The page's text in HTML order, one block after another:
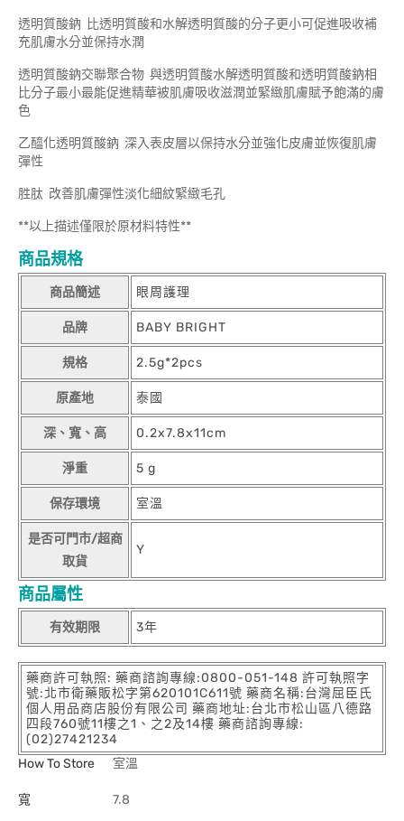
透明質酸鈉 比透明質酸和水解透明質酸的分子更小可促進吸收補
充肌膚水分並保持水潤
透明質酸鈉交聯聚合物 與透明質酸水解透明質酸和透明質酸鈉相
比分子最小最能促進精華被肌膚吸收滋潤並緊緻肌膚賦予飽滿的膚
色
乙醯化透明質酸鈉 深入表皮層以保持水分並強化皮膚並恢復肌膚
彈性
胜肽 改善肌膚彈性淡化細紋緊緻毛孔
**以上描述僅限於原材料特性**
商品規格
商品簡述 眼周護理
品牌 BABY BRIGHT
規格 2.5g*2pcs
原產地 泰國
深、寬、高 0.2x7.8x11cm
淨重 5 g
保存環境 室溫
是否可門市/超商
取貨
Y
商品屬性
有效期限 3年
藥商許可執照: 藥商諮詢專線:0800-051-148 許可執照字
號:北市衛藥販松字第620101C611號 藥商名稱:台灣屈臣氏
個人用品商店股份有限公司 藥商地址:台北市松山區八德路
四段760號11樓之1、之2及14樓 藥商諮詢專線:
(02)27421234
How To Store
室溫
寬 7.8